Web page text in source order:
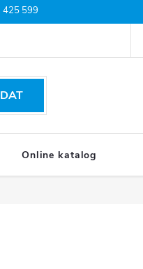
425 599
Online katalog